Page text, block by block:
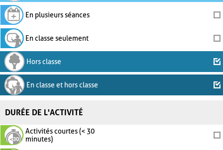
En plusieurs séances
En classe seulement
Hors classe
En classe et hors classe
DURÉE DE L'ACTIVITÉ
Activités courtes (< 30
minutes)